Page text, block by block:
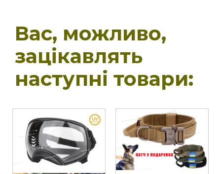
Вас, можливо,
зацікавлять
наступні товари: